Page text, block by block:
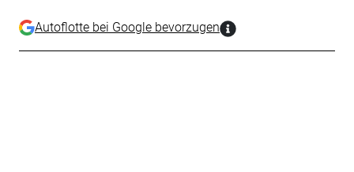
Autoflotte bei Google bevorzugen